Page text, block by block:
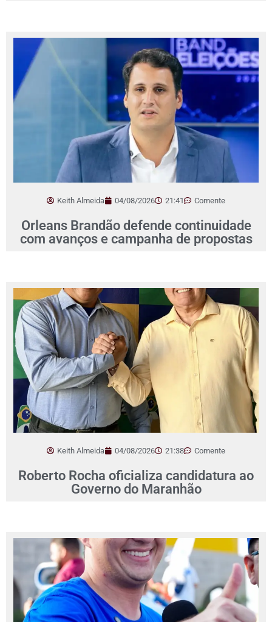
Keith Almeida 04/08/2026 21:41 Comente
Orleans Brandão defende continuidade
com avanços e campanha de propostas
Keith Almeida 04/08/2026 21:38 Comente
Roberto Rocha oficializa candidatura ao
Governo do Maranhão